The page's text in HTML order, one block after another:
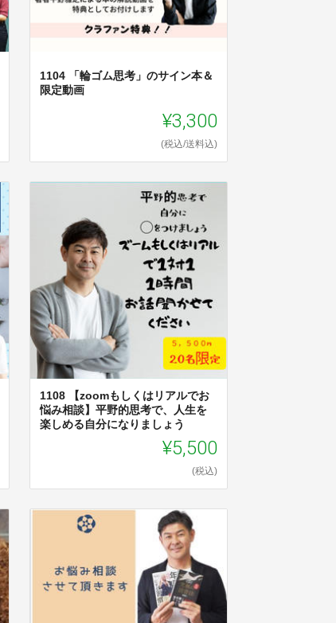
1104 「輪ゴム思考」のサイン本＆
限定動画
¥3,300
(税込/送料込)
1108 【zoomもしくはリアルでお
悩み相談】平野的思考で、人生を
楽しめる自分になりましょう
¥5,500
(税込)